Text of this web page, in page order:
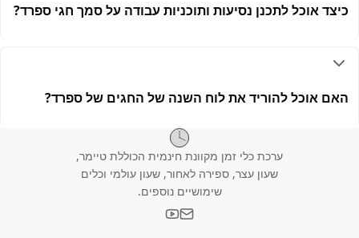
כיצד אוכל לתכנן נסיעות ותוכניות עבודה על סמך חגי ספרד?
האם אוכל להוריד את לוח השנה של החגים של ספרד?
ערכת כלי זמן מקוונת חינמית הכוללת טיימר,
שעון עצר, ספירה לאחור, שעון עולמי וכלים
שימושיים נוספים.